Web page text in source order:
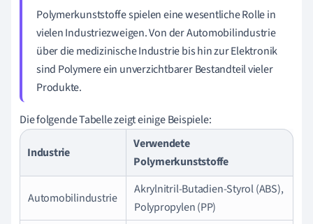
Polymerkunststoffe spielen eine wesentliche Rolle in
vielen Industriezweigen. Von der Automobilindustrie
über die medizinische Industrie bis hin zur Elektronik
sind Polymere ein unverzichtbarer Bestandteil vieler
Produkte.
Die folgende Tabelle zeigt einige Beispiele:
Industrie
Verwendete
Polymerkunststoffe
Automobilindustrie
Akrylnitril-Butadien-Styrol (ABS),
Polypropylen (PP)